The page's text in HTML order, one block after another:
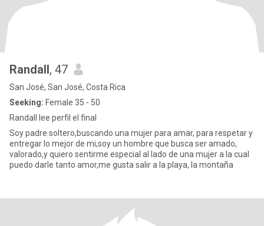
Randall, 47
San José, San José, Costa Rica
Seeking: Female 35 - 50
Randall lee perfil el final
Soy padre soltero,buscando una mujer para amar, para respetar y
entregar lo mejor de mi,soy un hombre que busca ser amado,
valorado,y quiero sentirme especial al lado de una mujer a la cual
puedo darle tanto amor,me gusta salir a la playa, la montaña